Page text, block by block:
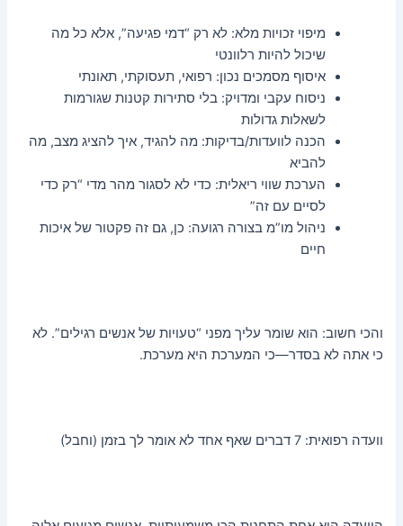
מיפוי זכויות מלא: לא רק “דמי פגיעה”, אלא כל מה
שיכול להיות רלוונטי
איסוף מסמכים נכון: רפואי, תעסוקתי, תאונתי
ניסוח עקבי ומדויק: בלי סתירות קטנות שגורמות
לשאלות גדולות
הכנה לוועדות/בדיקות: מה להגיד, איך להציג מצב, מה
להביא
הערכת שווי ריאלית: כדי לא לסגור מהר מדי “רק כדי
לסיים עם זה”
ניהול מו”מ בצורה רגועה: כן, גם זה פקטור של איכות
חיים
והכי חשוב: הוא שומר עליך מפני “טעויות של אנשים רגילים”. לא
כי אתה לא בסדר—כי המערכת היא מערכת.
וועדה רפואית: 7 דברים שאף אחד לא אומר לך בזמן (וחבל)